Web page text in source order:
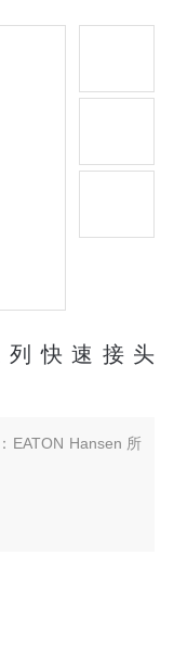
列快速接头
EATON Hansen 所